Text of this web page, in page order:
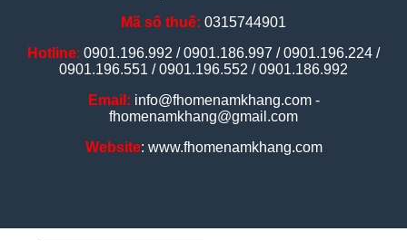
Mã số thuế: 0315744901
Hotline: 0901.196.992 / 0901.186.997 / 0901.196.224 /
0901.196.551 / 0901.196.552 / 0901.186.992
Email: info@fhomenamkhang.com -
fhomenamkhang@gmail.com
Website: www.fhomenamkhang.com